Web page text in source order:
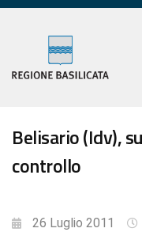
Belisario (Idv),
controllo
26 Luglio 2011